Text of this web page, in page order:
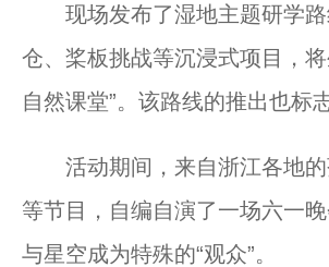
现场发布了湿地主题研学路
仓、桨板挑战等沉浸式项目，
自然课堂”。该路线的推出也标
活动期间，来自浙江各地的
等节目，自编自演了一场六一
与星空成为特殊的“观众”。